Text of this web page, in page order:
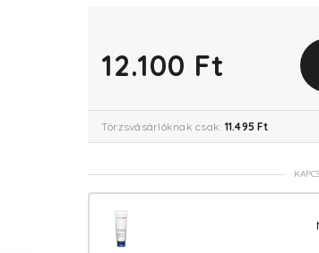
12.100 Ft
Törzsvásárlóknak csak: 11.495 Ft